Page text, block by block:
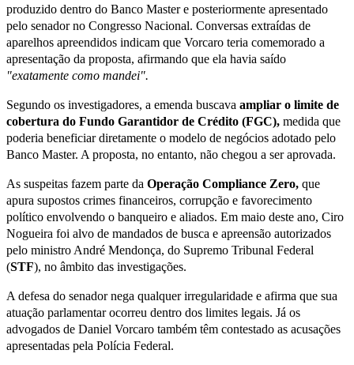
produzido dentro do Banco Master e posteriormente apresentado
pelo senador no Congresso Nacional. Conversas extraídas de
aparelhos apreendidos indicam que Vorcaro teria comemorado a
apresentação da proposta, afirmando que ela havia saído
"exatamente como mandei".
Segundo os investigadores, a emenda buscava ampliar o limite de
cobertura do Fundo Garantidor de Crédito (FGC), medida que
poderia beneficiar diretamente o modelo de negócios adotado pelo
Banco Master. A proposta, no entanto, não chegou a ser aprovada.
As suspeitas fazem parte da Operação Compliance Zero, que
apura supostos crimes financeiros, corrupção e favorecimento
político envolvendo o banqueiro e aliados. Em maio deste ano, Ciro
Nogueira foi alvo de mandados de busca e apreensão autorizados
pelo ministro André Mendonça, do Supremo Tribunal Federal
(STF), no âmbito das investigações.
A defesa do senador nega qualquer irregularidade e afirma que sua
atuação parlamentar ocorreu dentro dos limites legais. Já os
advogados de Daniel Vorcaro também têm contestado as acusações
apresentadas pela Polícia Federal.